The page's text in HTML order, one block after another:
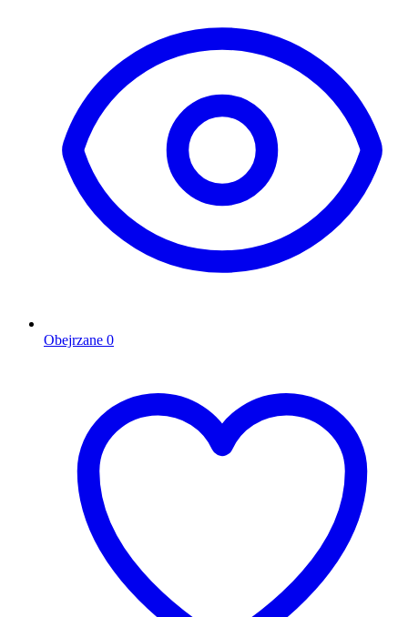
Obejrzane 0